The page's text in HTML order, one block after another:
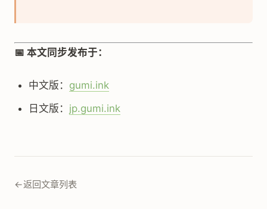
📅 本文同步发布于：
中文版： gumi.ink
日文版： jp.gumi.ink
←返回文章列表